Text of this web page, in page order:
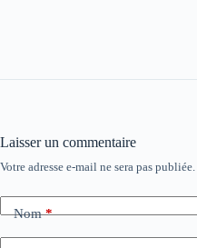
Laisser un commentaire
Votre adresse e-mail ne sera pas publiée.
Nom*